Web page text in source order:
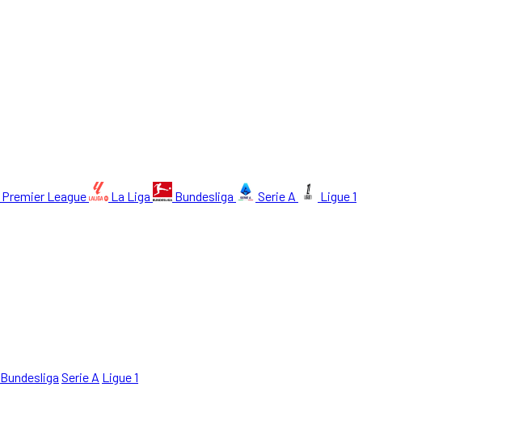
Premier League La Liga Bundesliga Serie A
Ligue 1
Bundesliga Serie A Ligue 1